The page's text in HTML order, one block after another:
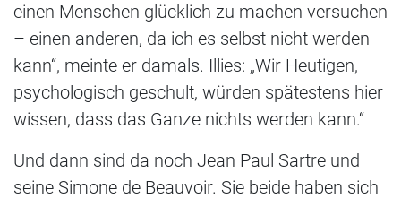
einen Menschen glücklich zu machen versuchen
– einen anderen, da ich es selbst nicht werden
kann“, meinte er damals. Illies: „Wir Heutigen,
psychologisch geschult, würden spätestens hier
wissen, dass das Ganze nichts werden kann.“
Und dann sind da noch Jean Paul Sartre und
seine Simone de Beauvoir. Sie beide haben sich